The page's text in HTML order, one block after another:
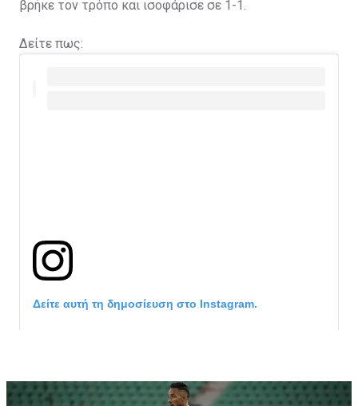
βρήκε τον τρόπο και ισοφάρισε σε 1-1.
Δείτε πως:
Δείτε αυτή τη δημοσίευση στο Instagram.